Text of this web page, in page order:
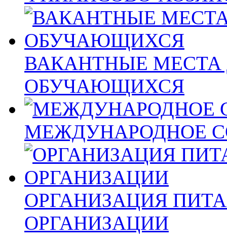
ВАКАНТНЫЕ МЕСТА
ОБУЧАЮЩИХСЯ
МЕЖДУНАРОДНОЕ
ОРГАНИЗАЦИЯ
ОРГАНИЗАЦИИ